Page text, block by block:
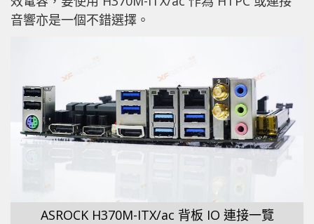
音響亦是一個不錯選擇。
ASROCK H370M-ITX/ac 背板 IO 連接一覽